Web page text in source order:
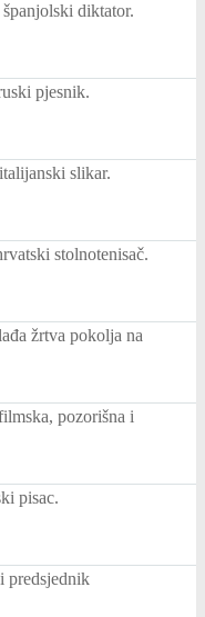
diktator.
pjesnik.
slikar.
stolnotenisač.
žrtva pokolja na
pozorišna i
pisac.
predsjednik